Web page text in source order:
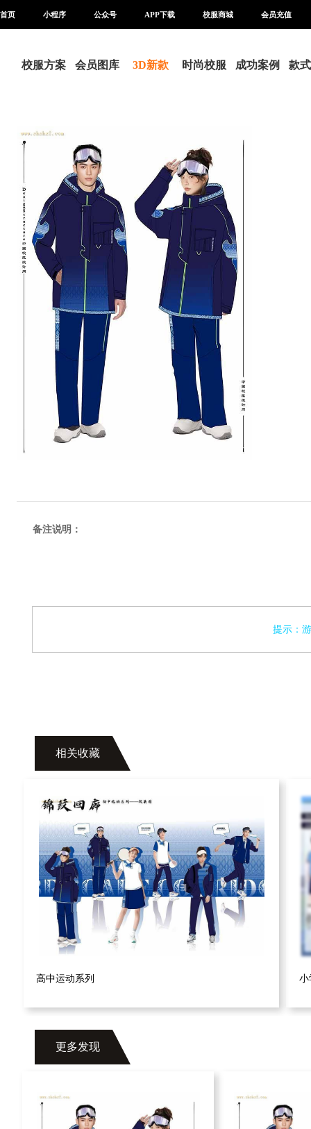
首页 小程序 公众号 APP下载 校服商城 会员充值
校服方案 会员图库 3D新款 时尚校服 成功案例 款
备注说明：
提示：
相关收藏
高中运动系列 小
更多发现